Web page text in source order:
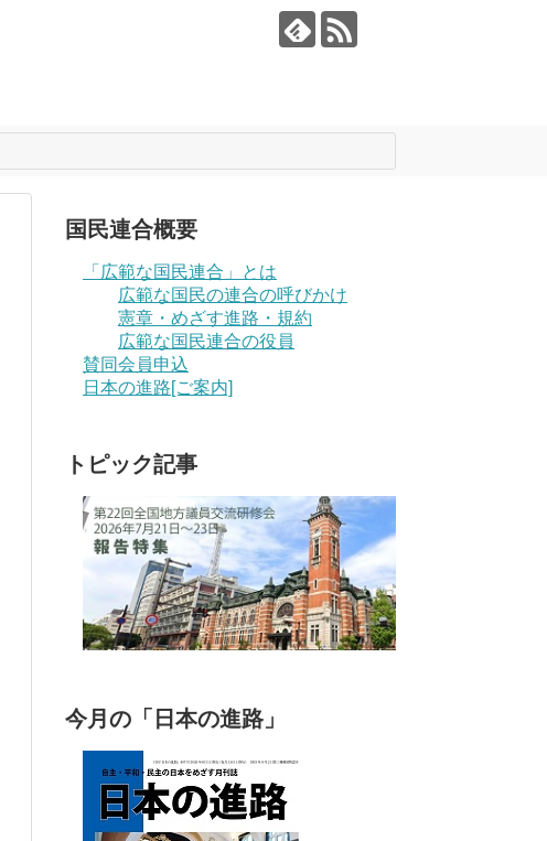
国民連合概要
「広範な国民連合」とは
広範な国民の連合の呼びかけ
憲章・めざす進路・規約
広範な国民連合の役員
賛同会員申込
日本の進路[ご案内]
トピック記事
今月の「日本の進路」